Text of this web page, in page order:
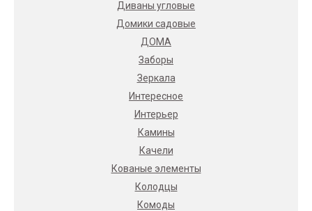
Диваны угловые
Домики садовые
ДОМА
Заборы
Зеркала
Интересное
Интерьер
Камины
Качели
Кованые элементы
Колодцы
Комоды